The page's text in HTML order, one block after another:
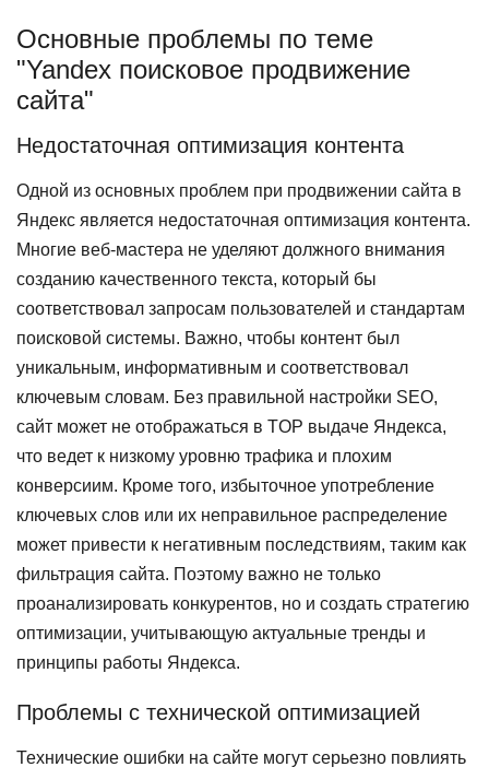
Основные проблемы по теме
"Yandex поисковое продвижение
сайта"
Недостаточная оптимизация контента
Одной из основных проблем при продвижении сайта в
Яндекс является недостаточная оптимизация контента.
Многие веб-мастера не уделяют должного внимания
созданию качественного текста, который бы
соответствовал запросам пользователей и стандартам
поисковой системы. Важно, чтобы контент был
уникальным, информативным и соответствовал
ключевым словам. Без правильной настройки SEO,
сайт может не отображаться в TOP выдаче Яндекса,
что ведет к низкому уровню трафика и плохим
конверсиим. Кроме того, избыточное употребление
ключевых слов или их неправильное распределение
может привести к негативным последствиям, таким как
фильтрация сайта. Поэтому важно не только
проанализировать конкурентов, но и создать стратегию
оптимизации, учитывающую актуальные тренды и
принципы работы Яндекса.
Проблемы с технической оптимизацией
Технические ошибки на сайте могут серьезно повлиять